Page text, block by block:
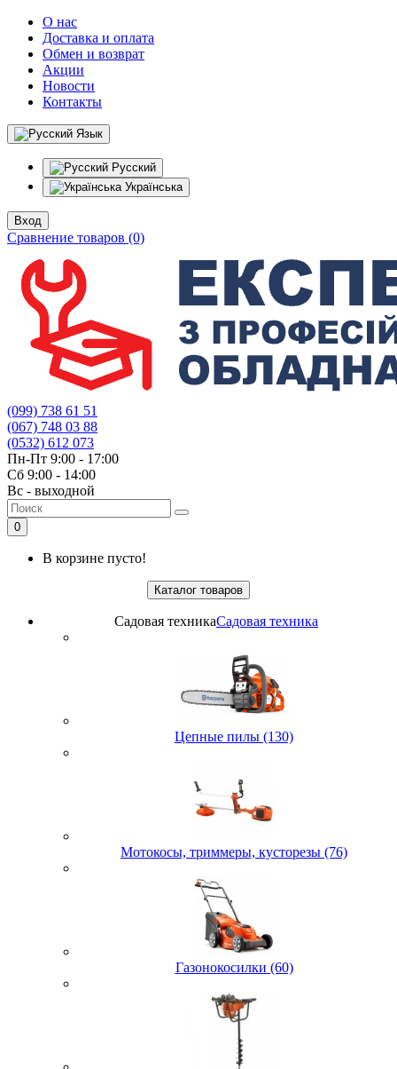
О нас
Доставка и оплата
Обмен и возврат
Акции
Новости
Контакты
Язык
Русский
Українська
Вход
Сравнение товаров (0)
(099) 738 61 51
(067) 748 03 88
(0532) 612 073
Пн-Пт 9:00 - 17:00
Сб 9:00 - 14:00
Вс - выходной
0
В корзине пусто!
Каталог товаров
Садовая техникаСадовая техника
Цепные пилы (130)
Мотокосы, триммеры, кусторезы (76)
Газонокосилки (60)